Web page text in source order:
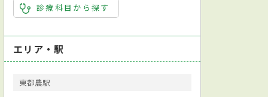
診療科目から探す
エリア・駅
東都農駅